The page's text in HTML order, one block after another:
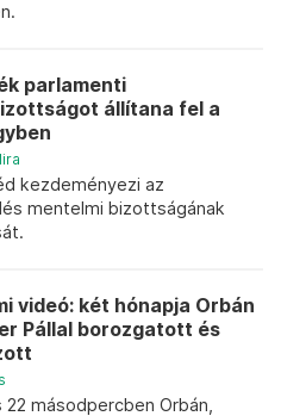
parlamenti
állítana fel a
kezdeményezi az
mentelmi bizottságának
videó: két hónapja Orbán
Pállal borozgatott és
22 másodpercben Orbán,